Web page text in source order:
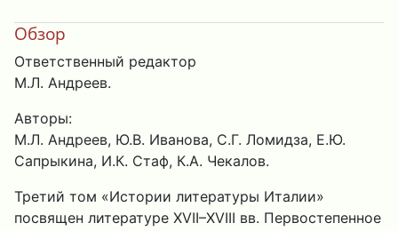
Обзор
Ответственный редактор
М.Л. Андреев.
Авторы:
М.Л. Андреев, Ю.В. Иванова, С.Г. Ломидза, Е.Ю.
Сапрыкина, И.К. Стаф, К.А. Чекалов.
Третий том «Истории литературы Италии»
посвящен литературе XVII–XVIII вв. Первостепенное